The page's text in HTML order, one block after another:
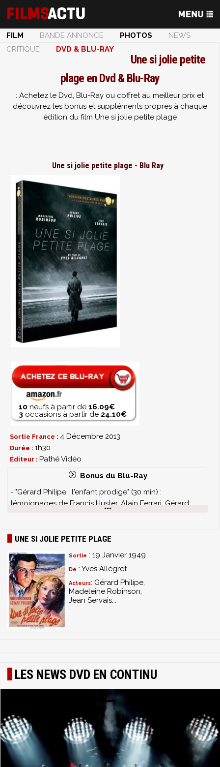
FILM BANDE ANNONCE PHOTOS
NEWS
CRITIQUE
DVD & BLU-RAY
Une si jolie petite
plage en Dvd & Blu-Ray
: Achetez le Dvd, Blu-Ray ou coffret au meilleur prix et
découvrez les bonus et suppléments propres à chaque
édition du film Une si jolie petite plage
Une si jolie petite plage - Blu Ray
10 neufs à partir de 16.09€
3 occasions à partir de 24.10€
Sortie France : 4 Décembre 2013
Durée : 1h30
Éditeur : Pathé Vidéo
Bonus du Blu-Ray
- "Gérard Philipe : l'enfant prodige" (30 min) :
témoignages de Francis Huster, Alain Ferrari, Gérard
Sigurd et Jean Servais (© INA 1973)
- Scène inédite
- Guignol et les enfants de l'assistance publique
(Actualités Pathé)
- Film-annonce
UNE SI JOLIE PETITE PLAGE
Sortie : 19 Janvier 1949
De : Yves Allégret
Acteurs: Gérard Philipe,
Madeleine Robinson,
Jean Servais...
LES NEWS DVD EN CONTINU